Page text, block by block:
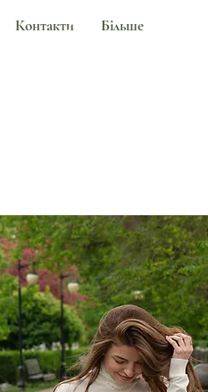
Контакти Більше